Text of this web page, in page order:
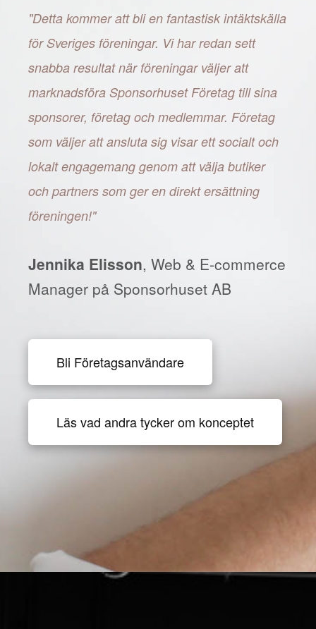
"Detta kommer att bli en fantastisk intäktskälla
för Sveriges föreningar. Vi har redan sett
snabba resultat när föreningar väljer att
marknadsföra Sponsorhuset Företag till sina
sponsorer, företag och medlemmar. Företag
som väljer att ansluta sig visar ett socialt och
lokalt engagemang genom att välja butiker
och partners som ger en direkt ersättning
föreningen!"
Jennika Elisson, Web & E-commerce
Manager på Sponsorhuset AB
Bli Företagsanvändare
Läs vad andra tycker om konceptet